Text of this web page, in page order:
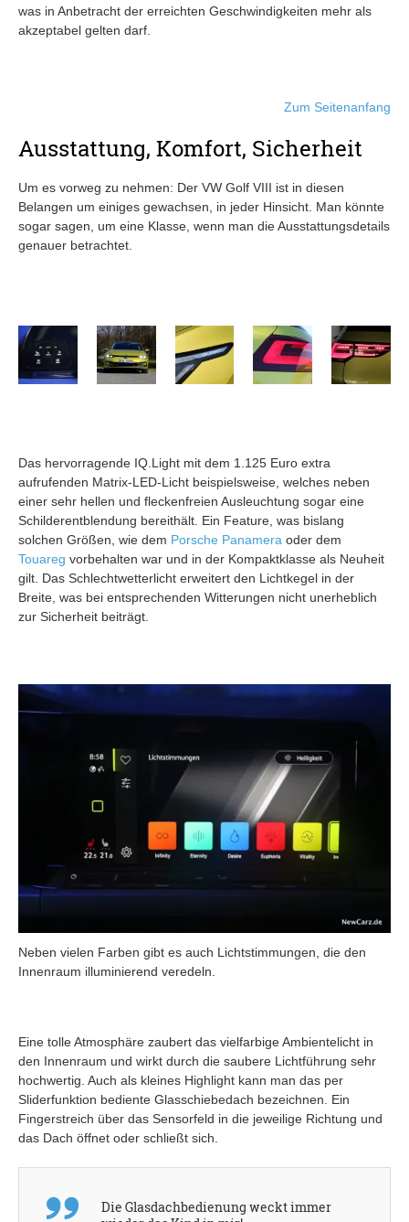
was in Anbetracht der erreichten Geschwindigkeiten mehr als
akzeptabel gelten darf.
Zum Seitenanfang
Ausstattung, Komfort, Sicherheit
Um es vorweg zu nehmen: Der VW Golf VIII ist in diesen
Belangen um einiges gewachsen, in jeder Hinsicht. Man könnte
sogar sagen, um eine Klasse, wenn man die Ausstattungsdetails
genauer betrachtet.
Das hervorragende IQ.Light mit dem 1.125 Euro extra
aufrufenden Matrix-LED-Licht beispielsweise, welches neben
einer sehr hellen und fleckenfreien Ausleuchtung sogar eine
Schilderentblendung bereithält. Ein Feature, was bislang
solchen Größen, wie dem Porsche Panamera oder dem
Touareg vorbehalten war und in der Kompaktklasse als Neuheit
gilt. Das Schlechtwetterlicht erweitert den Lichtkegel in der
Breite, was bei entsprechenden Witterungen nicht unerheblich
zur Sicherheit beiträgt.
Neben vielen Farben gibt es auch Lichtstimmungen, die den
Innenraum illuminierend veredeln.
Eine tolle Atmosphäre zaubert das vielfarbige Ambientelicht in
den Innenraum und wirkt durch die saubere Lichtführung sehr
hochwertig. Auch als kleines Highlight kann man das per
Sliderfunktion bediente Glasschiebedach bezeichnen. Ein
Fingerstreich über das Sensorfeld in die jeweilige Richtung und
das Dach öffnet oder schließt sich.
Die Glasdachbedienung weckt immer